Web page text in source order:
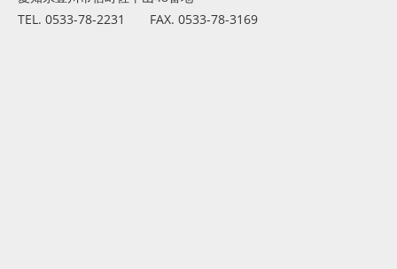
TEL. 0533-78-2231 FAX. 0533-78-3169